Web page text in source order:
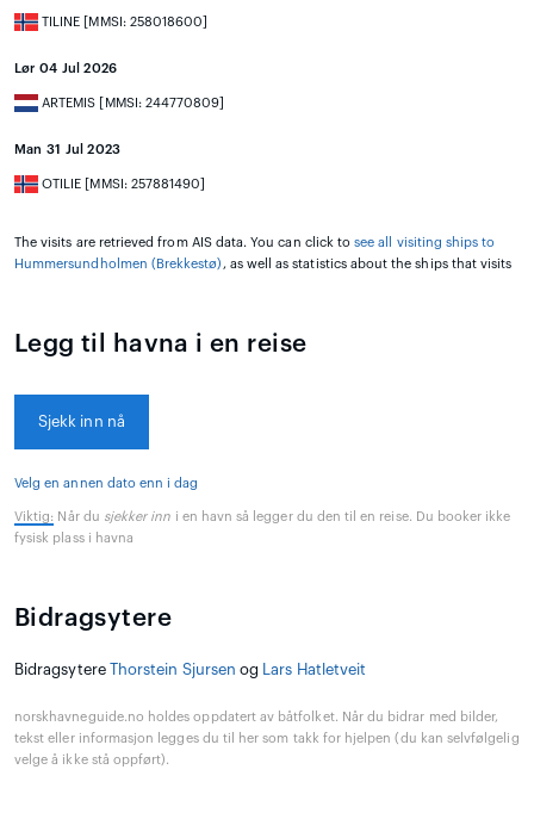
TILINE [MMSI: 258018600]
Lør 04 Jul 2026
ARTEMIS [MMSI: 244770809]
Man 31 Jul 2023
OTILIE [MMSI: 257881490]
The visits are retrieved from AIS data. You can click tosee all visiting ships to
Hummersundholmen (Brekkestø) , as well as statistics about the ships that visits
Legg til havna i en reise
Sjekk inn nå
Velg en annen dato enn i dag
Viktig: Når du sjekker inn i en havn så legger du den til en reise. Du booker ikke
fysisk plass i havna
Bidragsytere
Bidragsytere Thorstein Sjursen og Lars Hatletveit
norskhavneguide.no holdes oppdatert av båtfolket. Når du bidrar med bilder,
tekst eller informasjon legges du til her som takk for hjelpen (du kan selvfølgelig
velge å ikke stå oppført).